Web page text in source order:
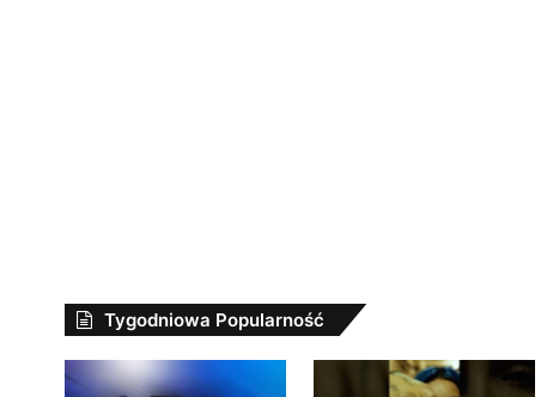
Tygodniowa Popularność